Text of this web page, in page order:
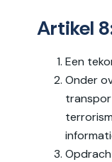
Artikel
Een
Onder